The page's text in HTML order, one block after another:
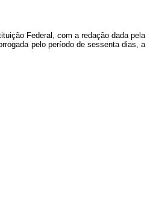
Federal, com a redação dada pela
pelo período de sessenta dias, a